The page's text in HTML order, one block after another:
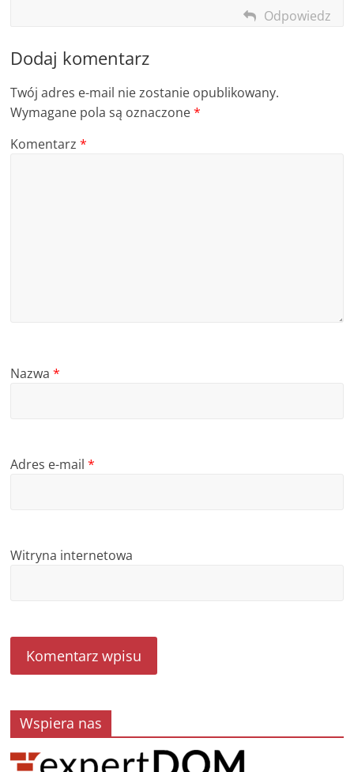
Odpowiedz
Dodaj komentarz
Twój adres e-mail nie zostanie opublikowany.
Wymagane pola są oznaczone*
Komentarz*
Nazwa*
Adres e-mail*
Witryna internetowa
Wspiera nas